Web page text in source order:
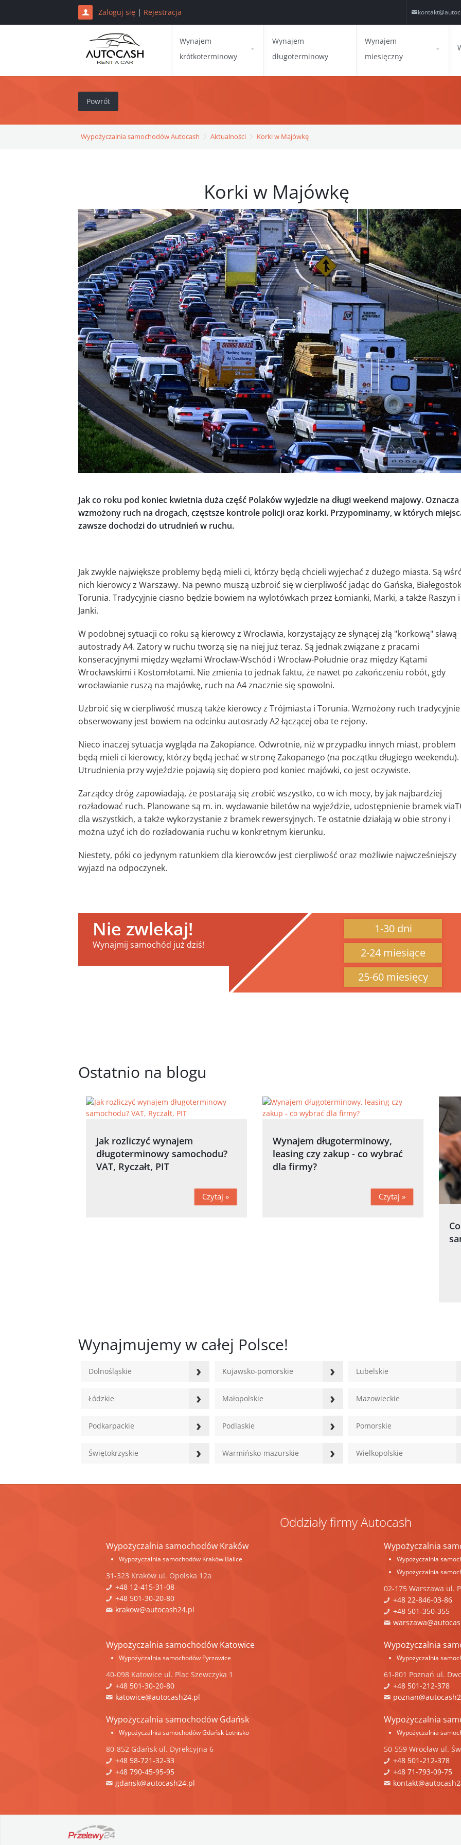
Zaloguj się | Rejestracja
Wynajem
krótkoterminowy
Wynajem
długoterminowy
Wynajem
miesięczny
Powrót
Wypożyczalnia samochodów Autocash Aktualności Korki w Majówkę
Korki w Majówkę
Jak co roku pod koniec kwietnia duża część Polaków wyjedzie na długi weekend majowy.
wzmożony ruch na drogach, częstsze kontrole policji oraz korki. Przypominamy, w których
zawsze dochodzi do utrudnień w ruchu.
Jak zwykle największe problemy będą mieli ci, którzy będą chcieli wyjechać z dużego miasta. Są
nich kierowcy z Warszawy. Na pewno muszą uzbroić się w cierpliwość jadąc do Gańska,
Torunia. Tradycyjnie ciasno będzie bowiem na wylotówkach przez Łomianki, Marki, a także Raszyn i
Janki.
W podobnej sytuacji co roku są kierowcy z Wrocławia, korzystający ze słynącej złą "korkową" sławą
autostrady A4. Zatory w ruchu tworzą się na niej już teraz. Są jednak związane z pracami
konseracyjnymi między węzłami Wrocław-Wschód i Wrocław-Południe oraz między Kątami
Wrocławskimi i Kostomłotami. Nie zmienia to jednak faktu, że nawet po zakończeniu robót, gdy
wrocławianie ruszą na majówkę, ruch na A4 znacznie się spowolni.
Uzbroić się w cierpliwość muszą także kierowcy z Trójmiasta i Torunia. Wzmożony ruch tradycyjnie
obserwowany jest bowiem na odcinku autosrady A2 łączącej oba te rejony.
Nieco inaczej sytuacja wygląda na Zakopiance. Odwrotnie, niż w przypadku innych miast, problem
będą mieli ci kierowcy, którzy będą jechać w stronę Zakopanego (na początku długiego weekendu).
Utrudnienia przy wyjeździe pojawią się dopiero pod koniec majówki, co jest oczywiste.
Zarządcy dróg zapowiadają, że postarają się zrobić wszystko, co w ich mocy, by jak najbardziej
rozładować ruch. Planowane są m. in. wydawanie biletów na wyjeździe, udostępnienie bramek
dla wszystkich, a także wykorzystanie z bramek rewersyjnych. Te ostatnie działają w obie strony i
można użyć ich do rozładowania ruchu w konkretnym kierunku.
Niestety, póki co jedynym ratunkiem dla kierowców jest cierpliwość oraz możliwie najwcześniejszy
wyjazd na odpoczynek.
Nie zwlekaj!
Wynajmij samochód już dziś!
1-30 dni
2-24 miesiące
25-60 miesięcy
Ostatnio na blogu
Jak rozliczyć wynajem
długoterminowy samochodu?
VAT, Ryczałt, PIT
Czytaj »
Wynajem długoterminowy,
leasing czy zakup - co wybrać
dla firmy?
Czytaj »
Wynajmujemy w całej Polsce!
Dolnośląskie › Kujawsko-pomorskie › Lubelskie
Łódzkie › Małopolskie › Mazowieckie
Podkarpackie › Podlaskie › Pomorskie
Świętokrzyskie › Warmińsko-mazurskie › Wielkopolskie
Oddziały firmy Autocash
Wypożyczalnia samochodów Kraków
Wypożyczalnia samochodów Kraków Balice
31-323 Kraków ul. Opolska 12a
+48 12-415-31-08
+48 501-30-20-80
krakow@autocash24.pl
Wypożyczalnia
Wypożyczalnia
Wypożyczalnia
02-175 Warszawa ul.
+48 22-846-03-86
+48 501-350-355
Wypożyczalnia samochodów Katowice
Wypożyczalnia samochodów Pyrzowice
40-098 Katowice ul. Plac Szewczyka 1
+48 501-30-20-80
katowice@autocash24.pl
Wypożyczalnia
Wypożyczalnia
61-801 Poznań ul.
+48 501-212-378
Wypożyczalnia samochodów Gdańsk
Wypożyczalnia samochodów Gdańsk Lotnisko
80-852 Gdańsk ul. Dyrekcyjna 6
+48 58-721-32-33
+48 790-45-95-95
gdansk@autocash24.pl
Wypożyczalnia
Wypożyczalnia
50-559 Wrocław ul.
+48 501-212-378
+48 71-793-09-75